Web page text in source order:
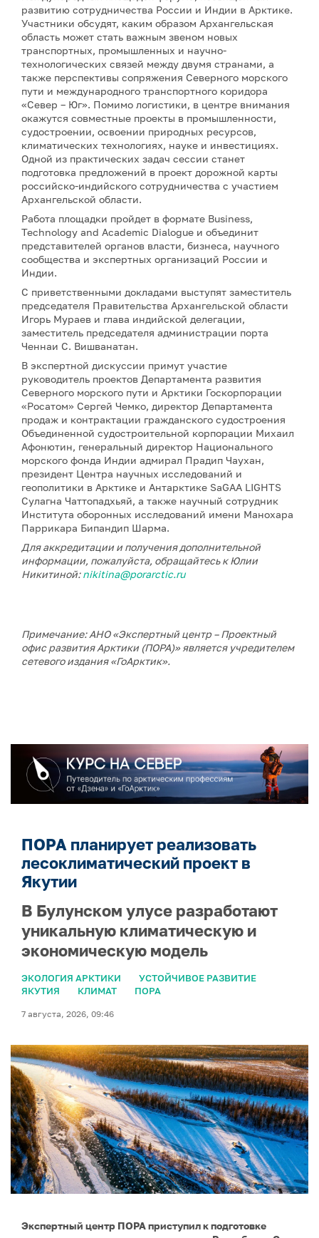
развитию сотрудничества России и Индии в Арктике.
Участники обсудят, каким образом Архангельская
область может стать важным звеном новых
транспортных, промышленных и научно-
технологических связей между двумя странами, а
также перспективы сопряжения Северного морского
пути и международного транспортного коридора
«Север – Юг». Помимо логистики, в центре внимания
окажутся совместные проекты в промышленности,
судостроении, освоении природных ресурсов,
климатических технологиях, науке и инвестициях.
Одной из практических задач сессии станет
подготовка предложений в проект дорожной карты
российско-индийского сотрудничества с участием
Архангельской области.
Работа площадки пройдет в формате Business,
Technology and Academic Dialogue и объединит
представителей органов власти, бизнеса, научного
сообщества и экспертных организаций России и
Индии.
С приветственными докладами выступят заместитель
председателя Правительства Архангельской области
Игорь Мураев и глава индийской делегации,
заместитель председателя администрации порта
Ченнаи С. Вишванатан.
В экспертной дискуссии примут участие
руководитель проектов Департамента развития
Северного морского пути и Арктики Госкорпорации
«Росатом» Сергей Чемко, директор Департамента
продаж и контрактации гражданского судостроения
Объединенной судостроительной корпорации Михаил
Афонютин, генеральный директор Национального
морского фонда Индии адмирал Прадип Чаухан,
президент Центра научных исследований и
геополитики в Арктике и Антарктике SaGAA LIGHTS
Сулагна Чаттопадхьяй, а также научный сотрудник
Института оборонных исследований имени Манохара
Паррикара Бипандип Шарма.
Для аккредитации и получения дополнительной
информации, пожалуйста, обращайтесь к Юлии
Никитиной:nikitina@porarctic.ru
Примечание: АНО «Экспертный центр – Проектный
офис развития Арктики (ПОРА)» является учредителем
сетевого издания «ГоАрктик».
ПОРА планирует реализовать
лесоклиматический проект в
Якутии
В Булунском улусе разработают
уникальную климатическую и
экономическую модель
ЭКОЛОГИЯ АРКТИКИ
УСТОЙЧИВОЕ РАЗВИТИЕ
ЯКУТИЯ
КЛИМАТ ПОРА
7 августа, 2026, 09:46
Экспертный центр ПОРА приступил к подготовке